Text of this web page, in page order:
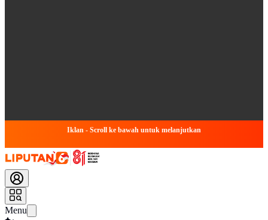
Iklan - Scroll ke bawah untuk melanjutkan
Menu